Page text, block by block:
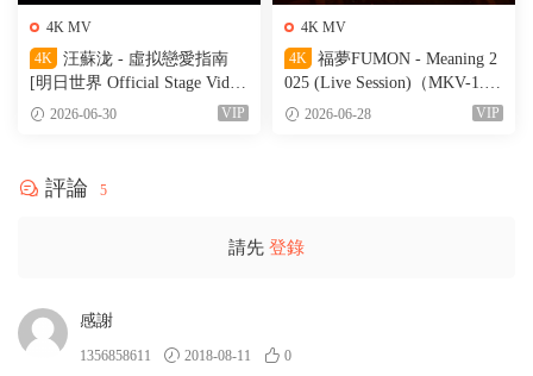
4K MV
4K
汪蘇泷 - 虛拟戀愛指南
[明日世界 Official Stage Vide
o]（MKV-527M）
2026-06-30 VIP
4K MV
4K
福夢FUMON - Meaning 2
025 (Live Session)（MKV-1.56
G）2026-06-28 VIP
評論 5
請先 登錄
感謝
1356858611 2018-08-11 0